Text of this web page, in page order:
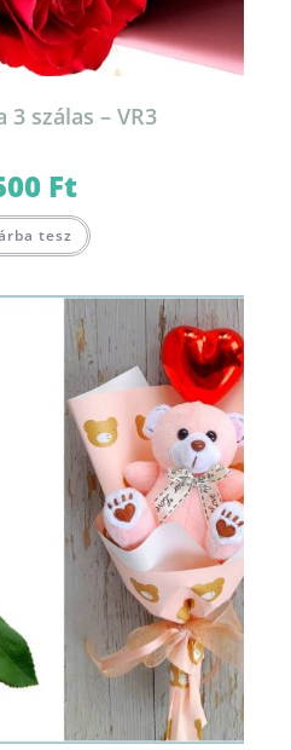
3 szálas – VR3
Ft
tesz